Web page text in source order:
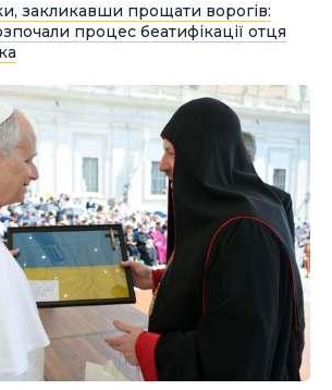
закликавши прощати ворогів:
процес беатифікації отця